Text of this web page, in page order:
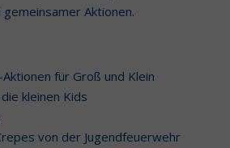
Aktionen.
für Groß und Klein
kleinen Kids
von der Jugendfeuerwehr